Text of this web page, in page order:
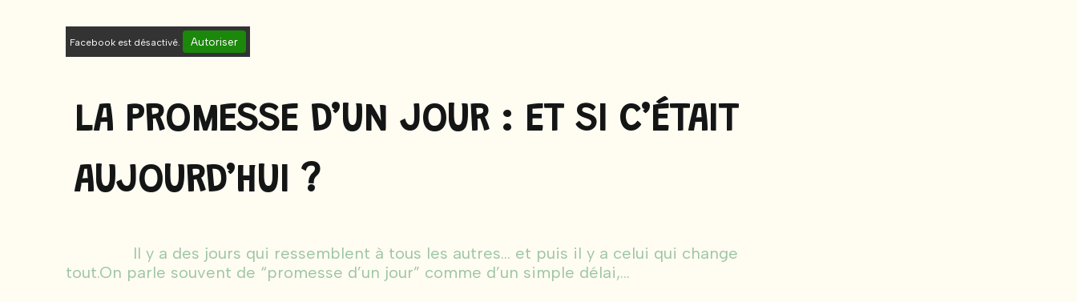
Facebook est désactivé. Autoriser
LA PROMESSE D’UN JOUR : ET SI C’ÉTAIT
AUJOURD’HUI ?
Il y a des jours qui ressemblent à tous les autres… et puis il y a celui qui change
tout.On parle souvent de “promesse d’un jour” comme d’un simple délai,...